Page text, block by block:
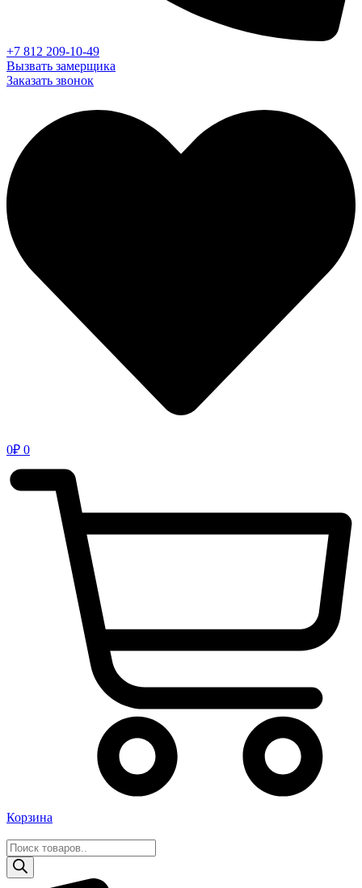
+7 812 209-10-49
Вызвать замерщика
Заказать звонок
0₽ 0
Корзина
Поиск
товаров